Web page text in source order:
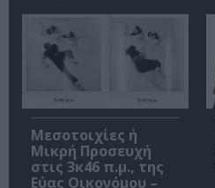
Μεσοτοιχίες ή
Μικρή Προσευχή
στις 3κ46 π.μ., της
Εύας Οικονόμου –